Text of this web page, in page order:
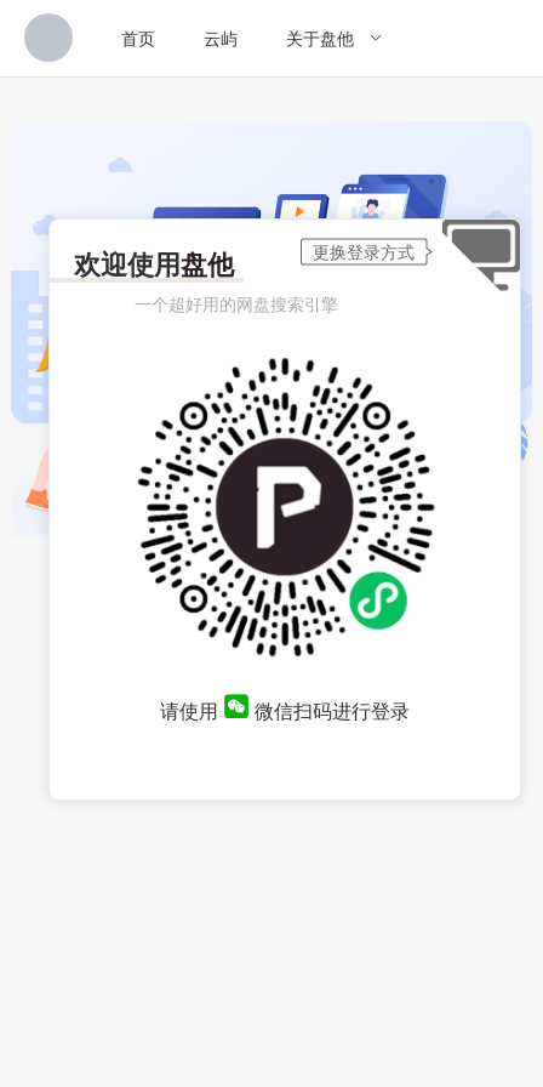
首页 云屿 关于盘他
欢迎使用盘他
一个超好用的网盘搜索引擎
请使用 微信扫码进行登录